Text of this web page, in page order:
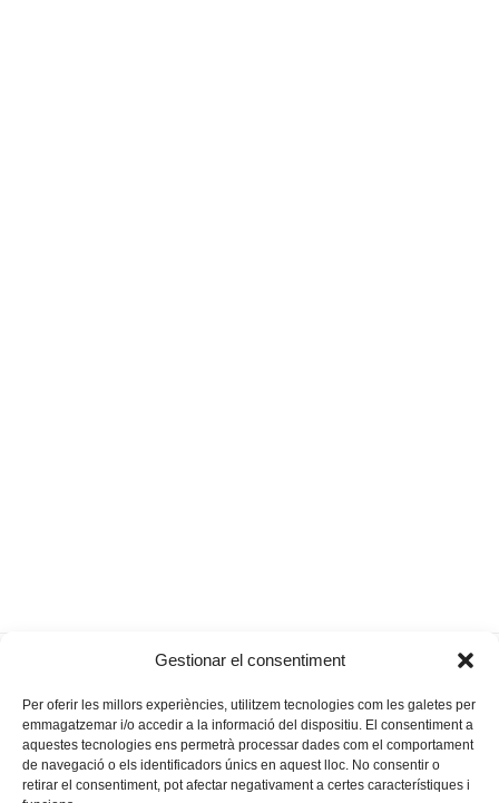
Gestionar el consentiment
Per oferir les millors experiències, utilitzem tecnologies com les galetes per
emmagatzemar i/o accedir a la informació del dispositiu. El consentiment a
aquestes tecnologies ens permetrà processar dades com el comportament
de navegació o els identificadors únics en aquest lloc. No consentir o
retirar el consentiment, pot afectar negativament a certes característiques i
pel tren de Llevant
next
col·lapsà Palma